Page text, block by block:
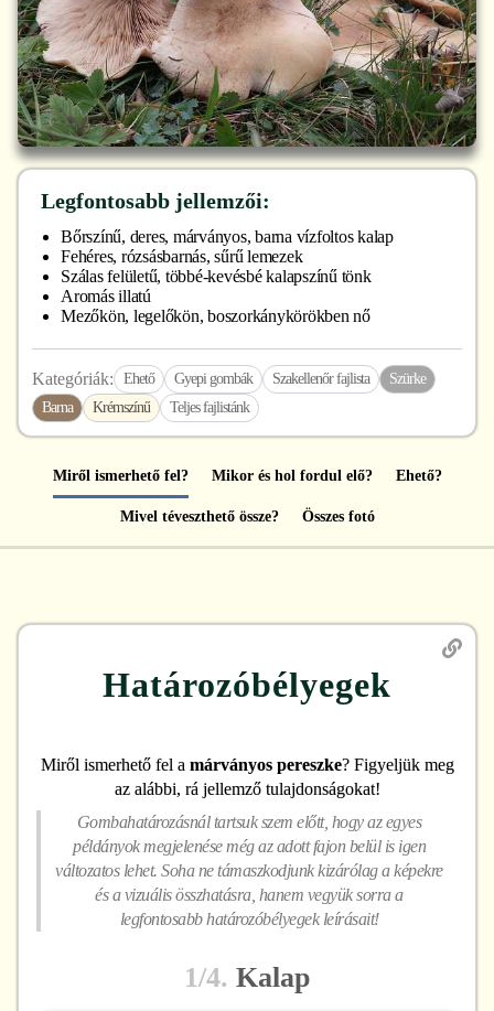
Legfontosabb jellemzői:
Bőrszínű, deres, márványos, barna vízfoltos kalap
Fehéres, rózsásbarnás, sűrű lemezek
Szálas felületű, többé-kevésbé kalapszínű tönk
Aromás illatú
Mezőkön, legelőkön, boszorkánykörökben nő
Kategóriák: Ehető Gyepi gombák Szakellenőr fajlista
Szürke
Barna
Krémszínű Teljes fajlistánk
Miről ismerhető fel? Mikor és hol fordul elő? Ehető?
Mivel téveszthető össze? Összes fotó
Határozóbélyegek
Miről ismerhető fel a márványos pereszke? Figyeljük meg
az alábbi, rá jellemző tulajdonságokat!
Gombahatározásnál tartsuk szem előtt, hogy az egyes
példányok megjelenése még az adott fajon belül is igen
változatos lehet. Soha ne támaszkodjunk kizárólag a képekre
és a vizuális összhatásra, hanem vegyük sorra a
legfontosabb határozóbélyegek leírásait!
1/4. Kalap